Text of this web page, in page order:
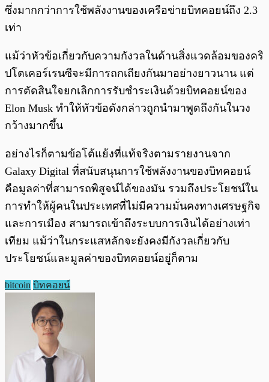
ซึ่งมากกว่าการใช้พลังงานของเครือข่ายบิทคอยน์ถึง 2.3
เท่า
แม้ว่าหัวข้อเกี่ยวกับความกังวลในด้านสิ่งแวดล้อมของคริ
ปโตเคอร์เรนซีจะมีการถกเถียงกันมาอย่างยาวนาน แต่
การตัดสินใจยกเลิกการรับชำระเงินด้วยบิทคอยน์ของ
Elon Musk ทำให้หัวข้อดังกล่าวถูกนำมาพูดถึงกันในวง
กว้างมากขึ้น
อย่างไรก็ตามข้อโต้แย้งที่แท้จริงตามรายงานจาก
Galaxy Digital ที่สนับสนุนการใช้พลังงานของบิทคอยน์
คือมูลค่าที่สามารถพิสูจน์ได้ของมัน รวมถึงประโยชน์ใน
การทำให้ผู้คนในประเทศที่ไม่มีความมั่นคงทางเศรษฐกิจ
และการเมือง สามารถเข้าถึงระบบการเงินได้อย่างเท่า
เทียม แม้ว่าในกระแสหลักจะยังคงมีกังวลเกี่ยวกับ
ประโยชน์และมูลค่าของบิทคอยน์อยู่ก็ตาม
bitcoin บิทคอยน์